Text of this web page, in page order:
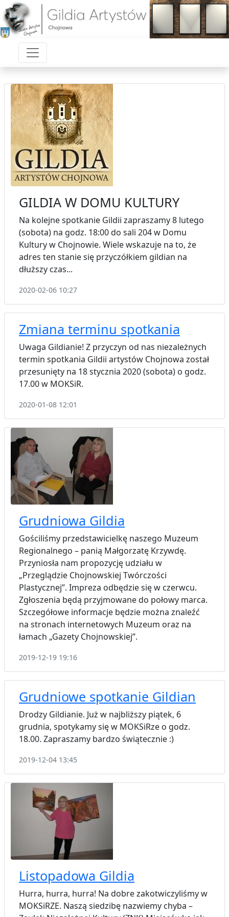
GILDIA W DOMU KULTURY
Na kolejne spotkanie Gildii zapraszamy 8 lutego
(sobota) na godz. 18:00 do sali 204 w Domu
Kultury w Chojnowie. Wiele wskazuje na to, że
adres ten stanie się przyczółkiem gildian na
dłuższy czas...
2020-02-06 10:27
Zmiana terminu spotkania
Uwaga Gildianie! Z przyczyn od nas niezależnych
termin spotkania Gildii artystów Chojnowa został
przesunięty na 18 stycznia 2020 (sobota) o godz.
17.00 w MOKSiR.
2020-01-08 12:01
Grudniowa Gildia
Gościliśmy przedstawicielkę naszego Muzeum
Regionalnego – panią Małgorzatę Krzywdę.
Przyniosła nam propozycję udziału w
„Przeglądzie Chojnowskiej Twórczości
Plastycznej”. Impreza odbędzie się w czerwcu.
Zgłoszenia będą przyjmowane do połowy marca.
Szczegółowe informacje będzie można znaleźć
na stronach internetowych Muzeum oraz na
łamach „Gazety Chojnowskiej”.
2019-12-19 19:16
Grudniowe spotkanie Gildian
Drodzy Gildianie. Już w najbliższy piątek, 6
grudnia, spotykamy się w MOKSiRze o godz.
18.00. Zapraszamy bardzo świątecznie :)
2019-12-04 13:45
Listopadowa Gildia
Hurra, hurra, hurra! Na dobre zakotwiczyliśmy w
MOKSiRZE. Naszą siedzibę nazwiemy chyba –